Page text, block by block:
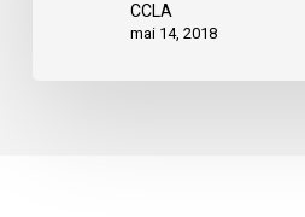
CCLA
mai 14, 2018